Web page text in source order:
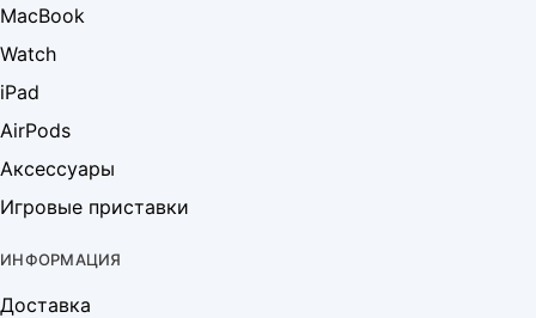
MacBook
Watch
iPad
AirPods
Аксессуары
Игровые приставки
ИНФОРМАЦИЯ
Доставка